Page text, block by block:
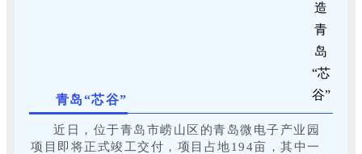
青岛“芯谷”
近日，位于青岛市崂山区的青岛微电子产业园
项目即将正式竣工交付，项目占地194亩，其中一